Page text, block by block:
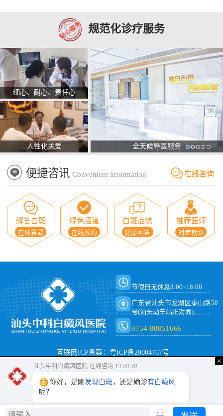
规范化诊疗服务
细心、耐心、责任心
人性化关爱 全天候导医服务
便捷咨讯 Convenient information 在线咨询
解答白斑
在线答疑
绿色通道
在线预约
白斑症状
健康问答
推荐医师
对症就诊
节假日无休息8:00~18:00
广东省汕头市龙湖区泰山路50
号(汕头动车站正对面)
0754-88051666
互联网ICP备案：粤ICP备20004767号
×
汕头中科白癜风医院-在线咨询 13:28:40
你好，是刚 发现白斑 ，还是确诊有白癜风
呢？